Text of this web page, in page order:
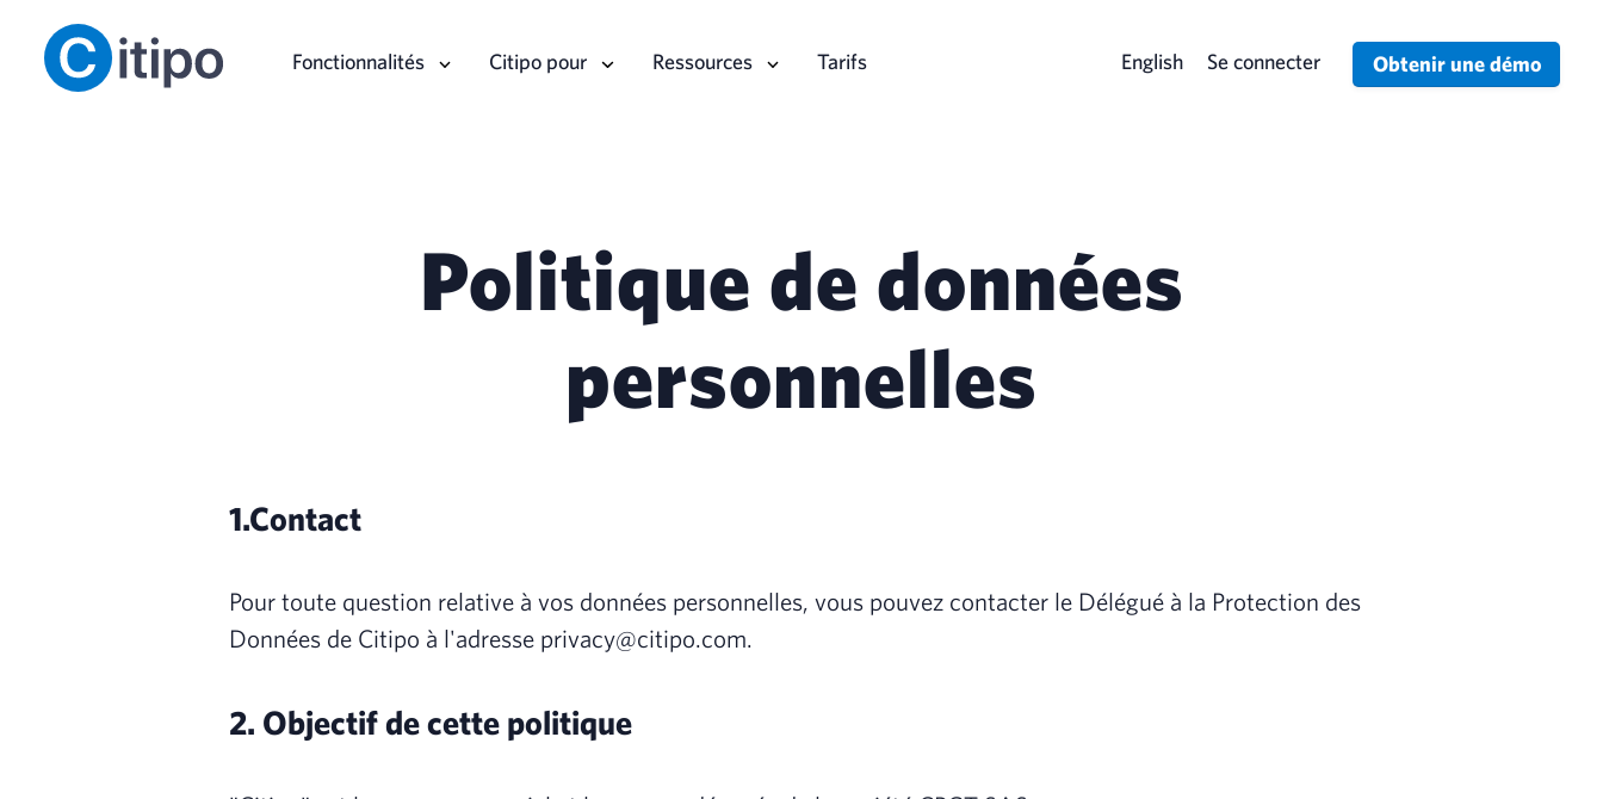
Fonctionnalités Citipo pour Ressources Tarifs English Se connecter Obtenir une démo
Politique de données
personnelles
1.Contact
Pour toute question relative à vos données personnelles, vous pouvez contacter le Délégué à la Protection des
Données de Citipo à l'adresse privacy@citipo.com.
2. Objectif de cette politique